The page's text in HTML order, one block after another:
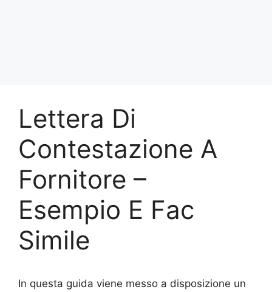
Lettera Di
Contestazione A
Fornitore –
Esempio E Fac
Simile
In questa guida viene messo a disposizione un